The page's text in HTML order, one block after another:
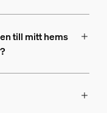
till mitt hems